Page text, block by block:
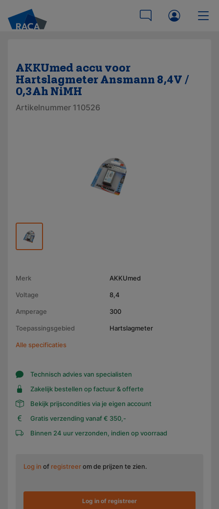
AKKUmed accu voor
Hartslagmeter Ansmann 8,4V /
0,3Ah NiMH
Artikelnummer 110526
Merk AKKUmed
Voltage 8,4
Amperage 300
Toepassingsgebied Hartslagmeter
Alle specificaties
Technisch advies van specialisten
Zakelijk bestellen op factuur & offerte
Bekijk prijscondities via je eigen account
Gratis verzending vanaf € 350,-
Binnen 24 uur verzonden, indien op voorraad
Log in of registreerom de prijzen te zien.
Log in of registreer